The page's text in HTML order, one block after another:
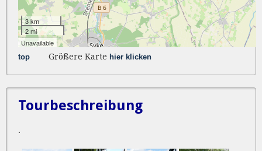
topGrößere Karte hier klicken
Tourbeschreibung
.